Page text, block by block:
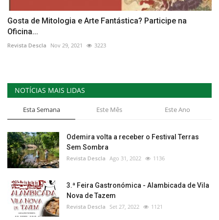
Gosta de Mitologia e Arte Fantástica? Participe na
Oficina...
Revista Descla Nov 29, 2021 3223
NOTÍCIAS MAIS LIDAS
Esta Semana Este Mês Este Ano
Odemira volta a receber o Festival Terras
Sem Sombra
Revista Descla Ago 31, 2022 1136
3.ª Feira Gastronómica - Alambicada de Vila
Nova de Tazem
Revista Descla Set 27, 2022 1121